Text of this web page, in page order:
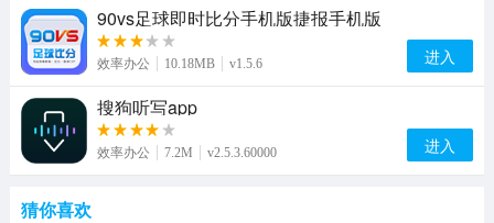
90vs足球即时比分手机版捷报手机版
效率办公 10.18MB v1.5.6 进入
搜狗听写app
效率办公 7.2M v2.5.3.60000 进入
猜你喜欢